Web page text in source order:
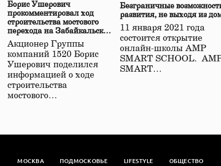
Борис Ушерович
прокомментировал ход
строительства мостового
перехода на Забайкальской
железной дороге
Акционер Группы
компаний 1520 Борис
Ушерович поделился
информацией о ходе
строительства
мостового…
Безграничные
развития, не выходя из
11 января 2021 года
состоится открытие
онлайн-школы АМР
SMART SCHOOL.
SMART…
МОСКВА ПОДМОСКОВЬЕ LIFESTYLE ОБЩЕСТВО